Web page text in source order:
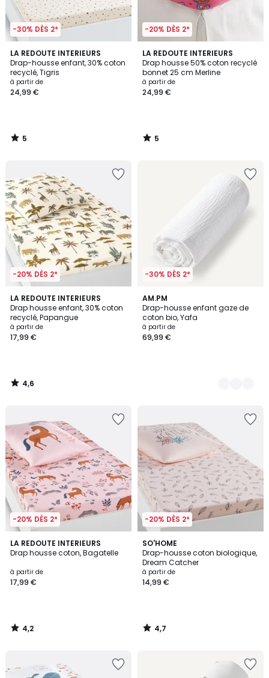
-30% DÈS 2*
LA REDOUTE INTERIEURS
Drap-housse enfant, 30% coton
recyclé, Tigris
à partir de
24,99 €
5
/
5
5
/
-20% DÈS 2*
LA REDOUTE INTERIEURS
Drap housse 50% coton recyclé
bonnet 25 cm Merline
à partir de
24,99 €
5
/
5
5
/
-20% DÈS 2*
LA REDOUTE INTERIEURS
Drap housse enfant, 30% coton
recyclé, Papangue
à partir de
17,99 €
4,6
/ 5
4,6
/
-30% DÈS 2*
AM.PM
Drap-housse enfant gaze de
coton bio, Yafa
à partir de
69,99 €
19
Couleurs
-20% DÈS 2*
LA REDOUTE INTERIEURS
Drap housse coton, Bagatelle
à partir de
17,99 €
4,2
/ 5
4,2
/
-20% DÈS 2*
SO'HOME
Drap-housse coton biologique,
Dream Catcher
à partir de
14,99 €
4,7
/ 5
4,7
/